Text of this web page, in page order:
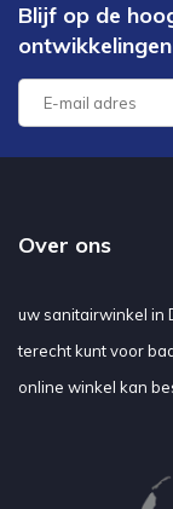
Blijf op de
ontwikkelingen
Over ons
uw sanitairwinkel in
terecht kunt voor
online winkel kan